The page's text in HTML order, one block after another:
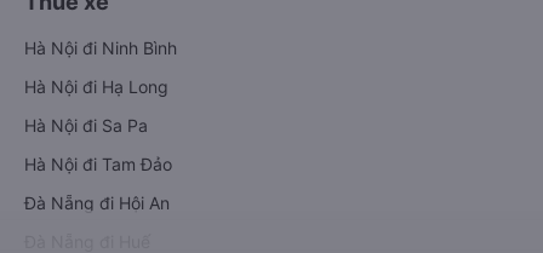
Hà Nội đi Ninh Bình
Hà Nội đi Hạ Long
Hà Nội đi Sa Pa
Hà Nội đi Tam Đảo
Đà Nẵng đi Hội An